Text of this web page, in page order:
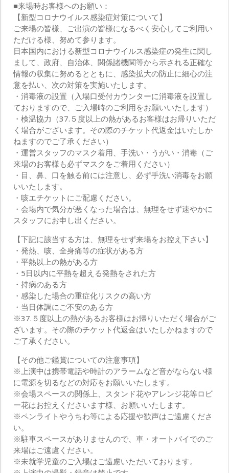
■来場時お客様へのお願い：
【新型コロナウイルス感染症対策について】
ご来場の皆様、ご出演の皆様になるべく安心してご利用い
ただける様、努めて参ります。
日本国内における新型コロナウイルス感染症の発生に関し
まして、政府、自治体、関係諸機関等から示される正確な
情報の収集に努めるとともに、感染拡大の防止に細心の注
意を払い、次の対策を実施いたします。
・消毒液の設置（入場口受付カウンターに消毒液を設置し
ておりますので、ご入場時のご利用をお願いいたします）
・検温協力（37.５度以上の熱があるお客様はお帰りいただ
く場合がございます。その際のチケット代返金はいたしか
ねますのでご了承ください）
・運営スタッフのマスク着用、手洗い・うがい・消毒（ご
来場のお客様も必ずマスクをご着用ください）
・目、鼻、口を触る前には注意し、必ず手洗い消毒をお願
いいたします。
・咳エチケットにご配慮ください。
・会場内で気分が悪くなった場合は、無理をせず速やかに
スタッフにお申し出ください。
【下記に該当する方は、無理をせず来場をお控え下さい】
・発熱、咳、全身痛等の症状がある方
・平熱以上の熱がある方
・5日以内に平熱を超える発熱をされた方
・持病のある方
・感染した場合の重症化リスクの高い方
・当日体調にご不安のある方
※37.５度以上の熱があるお客様はお帰りいただく場合がご
ざいます。その際のチケット代返金はいたしかねますので
ご了承ください。
【その他ご鑑賞についての注意事項】
※上演中は携帯電話や時計のアラームなど音がならない様
に電源を切るなどの対応をお願いいたします。
※会場スペースの関係上、スタンド花やアレンジ花等ロビ
ー花はお控えくださいます様、お願いいたします。
※ペンライトやうちわ等による応援や歓声はご遠慮くださ
い。
※駐車スペースがありませんので、車・オートバイでのご
来場はご遠慮ください。
※未就学児童のご入場はご遠慮いただいております。